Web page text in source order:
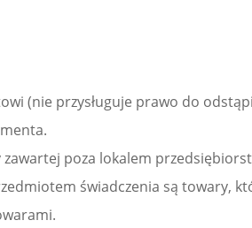
(nie przysługuje prawo do
poza lokalem
świadczenia są towary,